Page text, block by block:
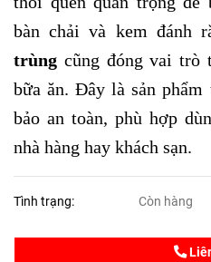
bàn chải và kem đánh
trùng cũng đóng vai trò
bữa ăn. Đây là sản
bảo an toàn, phù hợp
nhà hàng hay khách sạn.
Tình trạng: Còn hàng